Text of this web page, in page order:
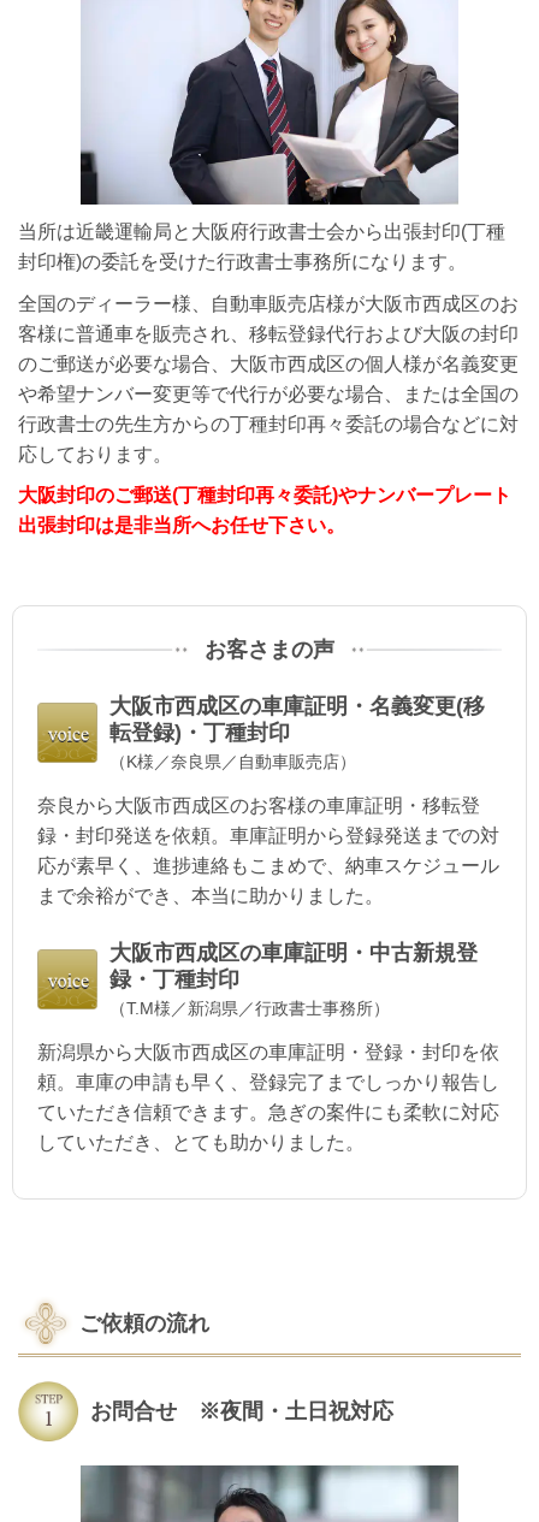
当所は近畿運輸局と大阪府行政書士会から出張封印(丁種
封印権)の委託を受けた行政書士事務所になります。
全国のディーラー様、自動車販売店様が大阪市西成区のお
客様に普通車を販売され、移転登録代行および大阪の封印
のご郵送が必要な場合、大阪市西成区の個人様が名義変更
や希望ナンバー変更等で代行が必要な場合、または全国の
行政書士の先生方からの丁種封印再々委託の場合などに対
応しております。
大阪封印のご郵送(丁種封印再々委託)やナンバープレート
出張封印は是非当所へお任せ下さい。
お客さまの声
大阪市西成区の車庫証明・名義変更(移
転登録)・丁種封印
（K様／奈良県／自動車販売店）
奈良から大阪市西成区のお客様の車庫証明・移転登
録・封印発送を依頼。車庫証明から登録発送までの対
応が素早く、進捗連絡もこまめで、納車スケジュール
まで余裕ができ、本当に助かりました。
大阪市西成区の車庫証明・中古新規登
録・丁種封印
（T.M様／新潟県／行政書士事務所）
新潟県から大阪市西成区の車庫証明・登録・封印を依
頼。車庫の申請も早く、登録完了までしっかり報告し
ていただき信頼できます。急ぎの案件にも柔軟に対応
していただき、とても助かりました。
ご依頼の流れ
お問合せ ※夜間・土日祝対応